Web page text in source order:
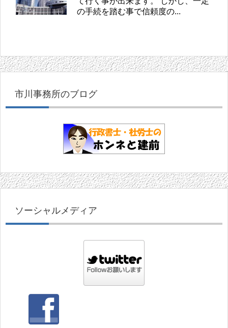
の手続を踏む事で信頼度の...
市川事務所のブログ
ソーシャルメディア